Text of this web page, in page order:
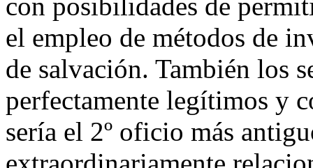
el empleo de métodos de
de salvación. También los
perfectamente legítimos y
sería el 2º oficio más